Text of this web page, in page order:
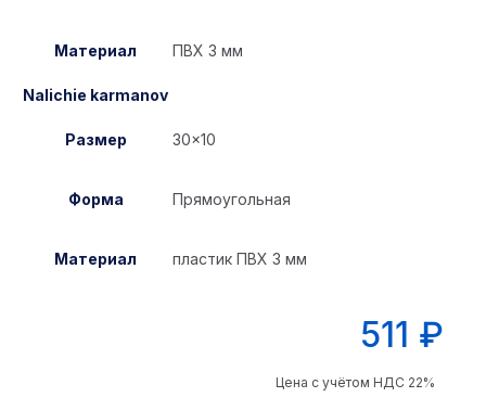
Материал ПВХ 3 мм
Nalichie karmanov
Размер 30×10
Форма Прямоугольная
Материал пластик ПВХ 3 мм
511 ₽
Цена с учётом НДС 22%